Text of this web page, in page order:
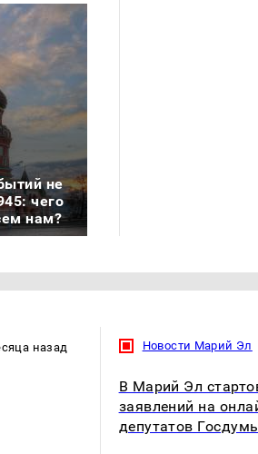
не
чего
нам?
назад Новости Марий Эл
В Марий Эл
заявлений на
депутатов